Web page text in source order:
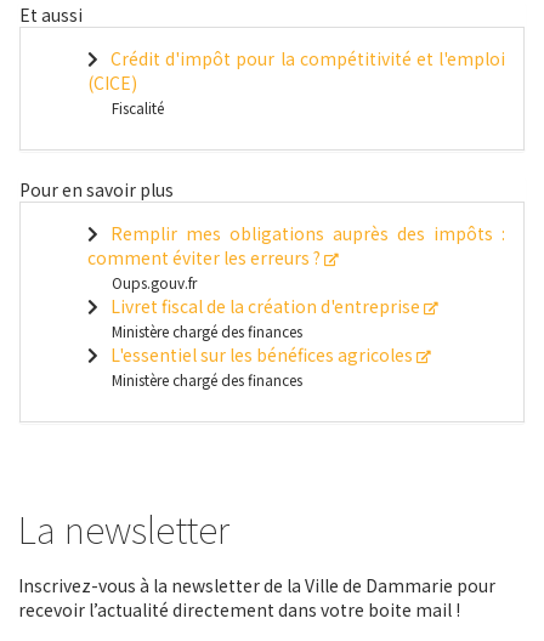
Et aussi
Crédit d'impôt pour la compétitivité et l'emploi
(CICE)
Fiscalité
Pour en savoir plus
Remplir mes obligations auprès des impôts :
comment éviter les erreurs ?
Oups.gouv.fr
Livret fiscal de la création d'entreprise
Ministère chargé des finances
L'essentiel sur les bénéfices agricoles
Ministère chargé des finances
La newsletter
Inscrivez-vous à la newsletter de la Ville de Dammarie pour
recevoir l’actualité directement dans votre boite mail !